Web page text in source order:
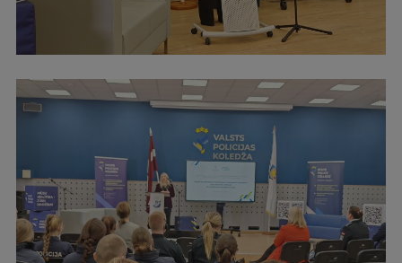
Zinātniskie institūti un laboratorijas
Pētniecības datu pārvaldība
RSU zinātnes portāls
Zinātnes ietekme
Pētniecības platformas
Doktorantūras skola
Pētniecības pakalpojumi